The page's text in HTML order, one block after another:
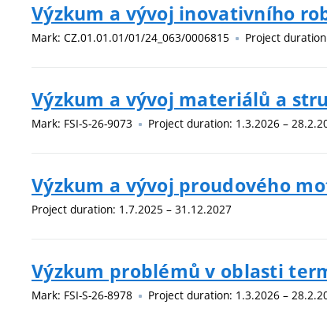
Výzkum a vývoj inovativního
Mark: CZ.01.01.01/01/24_063/0006815 Project
Výzkum a vývoj materiálů a
Mark: FSI-S-26-9073 Project duration: 1.3.2026 –
Výzkum a vývoj proudového
Project duration: 1.7.2025 – 31.12.2027
Výzkum problémů v oblasti
Mark: FSI-S-26-8978 Project duration: 1.3.2026 –